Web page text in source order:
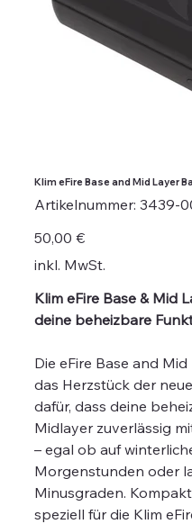
Klim eFire Base and Mid Layer
Artikelnummer: 3439-
3439-
Preis
50,00 €
inkl. MwSt.
Klim eFire Base & Mid
deine beheizbare
Die eFire Base and
das Herzstück der
dafür, dass deine
Midlayer zuverlässig
– egal ob auf
Morgenstunden oder
Minusgraden.
speziell für die Klim